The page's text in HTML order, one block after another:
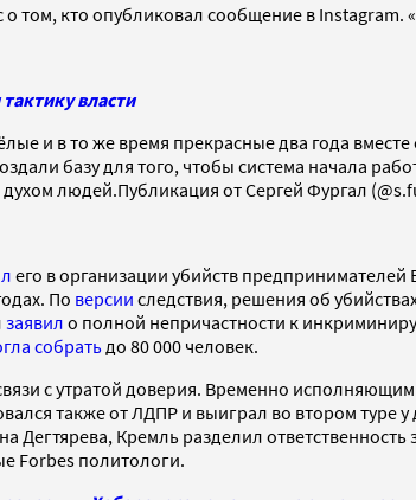
о том, кто опубликовал сообщение в
власти
в то же время прекрасные два года вместе
базу для того, чтобы система начала
людей.Публикация от Сергей Фургал
его в организации убийств
По версии следствия, решения об
заявил о полной непричастности к
собратьдо 80 000 человек.
с утратой доверия. Временно
также от ЛДПР и выиграл во втором туре
Кремль разделил ответственность
Forbes политологи.